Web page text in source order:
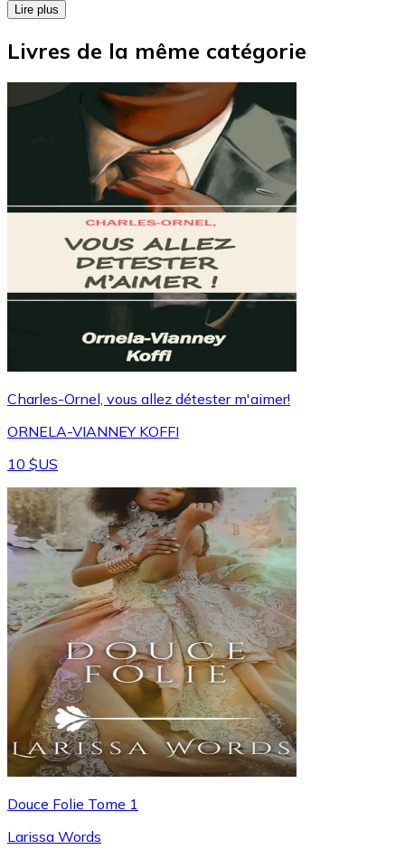
Lire plus
Livres de la même catégorie
Charles-Ornel, vous allez détester m'aimer!
ORNELA-VIANNEY KOFFI
10 $US
Douce Folie Tome 1
Larissa Words